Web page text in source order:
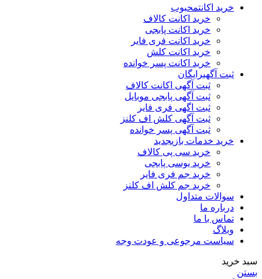
خرید اکانتمحبوب
خرید اکانت کالاف
خرید اکانت پابجی
خرید اکانت فری فایر
خرید اکانت کلش
خرید اکانت پسر خوانده
ثبت آگهیرایگان
ثبت آگهی اکانت کالاف
ثبت آگهی پابجی موبایل
ثبت اگهی فری فایر
ثبت آگهی کلش اف کلنز
ثبت آگهی پسر خوانده
خرید خدمات بازیجدید
خرید سی پی کالاف
خرید یوسی پابجی
خرید جم فری فایر
خرید جم کلش اف کلنز
سوالات متداول
درباره ما
تماس با ما
وبلاگ
سیاست مرجوعی و عودت وجه
سبد خرید
بستن